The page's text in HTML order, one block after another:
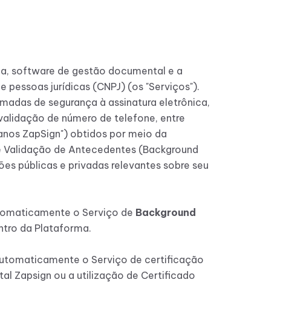
software de gestão documental e a
jurídicas (CNPJ) (os "Serviços").
de segurança à assinatura eletrônica,
de número de telefone, entre
ZapSign") obtidos por meio da
de Antecedentes (Background
públicas e privadas relevantes sobre seu
o Serviço de Background
da Plataforma.
o Serviço de certificação
Zapsign ou a utilização de Certificado